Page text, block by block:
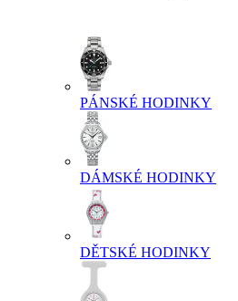
PÁNSKÉ HODINKY
DÁMSKÉ HODINKY
DĚTSKÉ HODINKY